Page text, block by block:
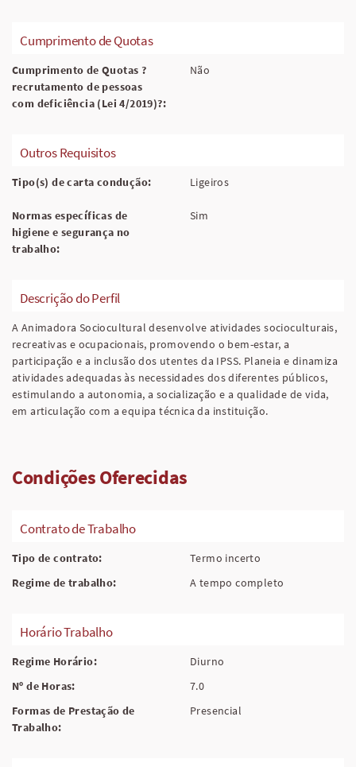
Cumprimento de Quotas
Cumprimento de Quotas ?
recrutamento de pessoas
com deficiência (Lei 4/2019)?:
Não
Outros Requisitos
Tipo(s) de carta condução: Ligeiros
Normas específicas de
higiene e segurança no
trabalho:
Sim
Descrição do Perfil
A Animadora Sociocultural desenvolve atividades socioculturais,
recreativas e ocupacionais, promovendo o bem-estar, a
participação e a inclusão dos utentes da IPSS. Planeia e dinamiza
atividades adequadas às necessidades dos diferentes públicos,
estimulando a autonomia, a socialização e a qualidade de vida,
em articulação com a equipa técnica da instituição.
Condições Oferecidas
Contrato de Trabalho
Tipo de contrato:
Termo incerto
Regime de trabalho:
A tempo completo
Horário Trabalho
Regime Horário:
Diurno
Nº de Horas:
7.0
Formas de Prestação de
Trabalho:
Presencial